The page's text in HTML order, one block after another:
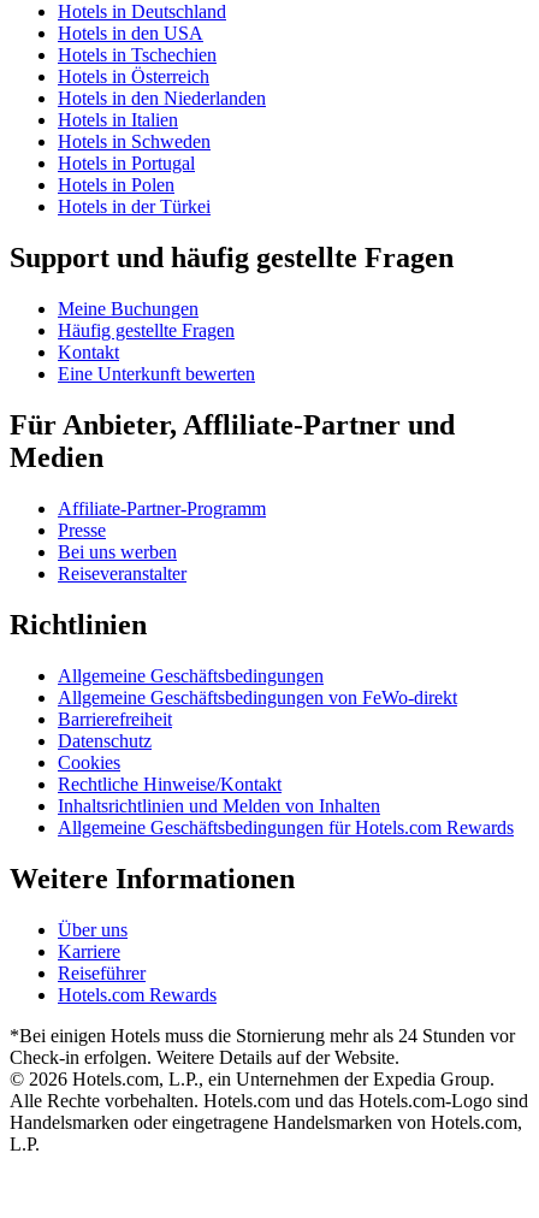
Hotels in Deutschland
Hotels in den USA
Hotels in Tschechien
Hotels in Österreich
Hotels in den Niederlanden
Hotels in Italien
Hotels in Schweden
Hotels in Portugal
Hotels in Polen
Hotels in der Türkei
Support und häufig gestellte Fragen
Meine Buchungen
Häufig gestellte Fragen
Kontakt
Eine Unterkunft bewerten
Für Anbieter, Affliliate-Partner und
Medien
Affiliate-Partner-Programm
Presse
Bei uns werben
Reiseveranstalter
Richtlinien
Allgemeine Geschäftsbedingungen
Allgemeine Geschäftsbedingungen von FeWo-direkt
Barrierefreiheit
Datenschutz
Cookies
Rechtliche Hinweise/Kontakt
Inhaltsrichtlinien und Melden von Inhalten
Allgemeine Geschäftsbedingungen für Hotels.com Rewards
Weitere Informationen
Über uns
Karriere
Reiseführer
Hotels.com Rewards
*Bei einigen Hotels muss die Stornierung mehr als 24 Stunden vor
Check-in erfolgen. Weitere Details auf der Website.
© 2026 Hotels.com, L.P., ein Unternehmen der Expedia Group.
Alle Rechte vorbehalten. Hotels.com und das Hotels.com-Logo sind
Handelsmarken oder eingetragene Handelsmarken von Hotels.com,
L.P.